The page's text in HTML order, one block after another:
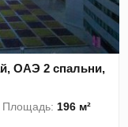
ОАЭ 2 спальни,
Площадь: 196 м²